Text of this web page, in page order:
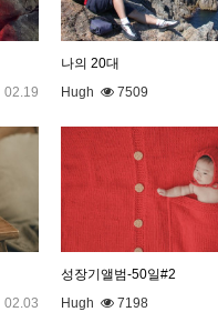
02.19
나의 20대
Hugh
7509
02.03
성장기앨범-50일#2
Hugh
7198